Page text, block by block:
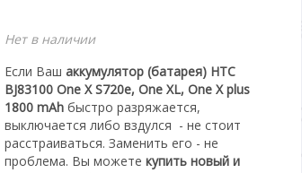
Нет в наличии
Если Ваш аккумулятор (батарея) HTC
BJ83100 One X S720e, One XL, One X plus
1800 mAh быстро разряжается,
выключается либо вздулся - не стоит
расстраиваться. Заменить его - не
проблема. Вы можете купить новый и